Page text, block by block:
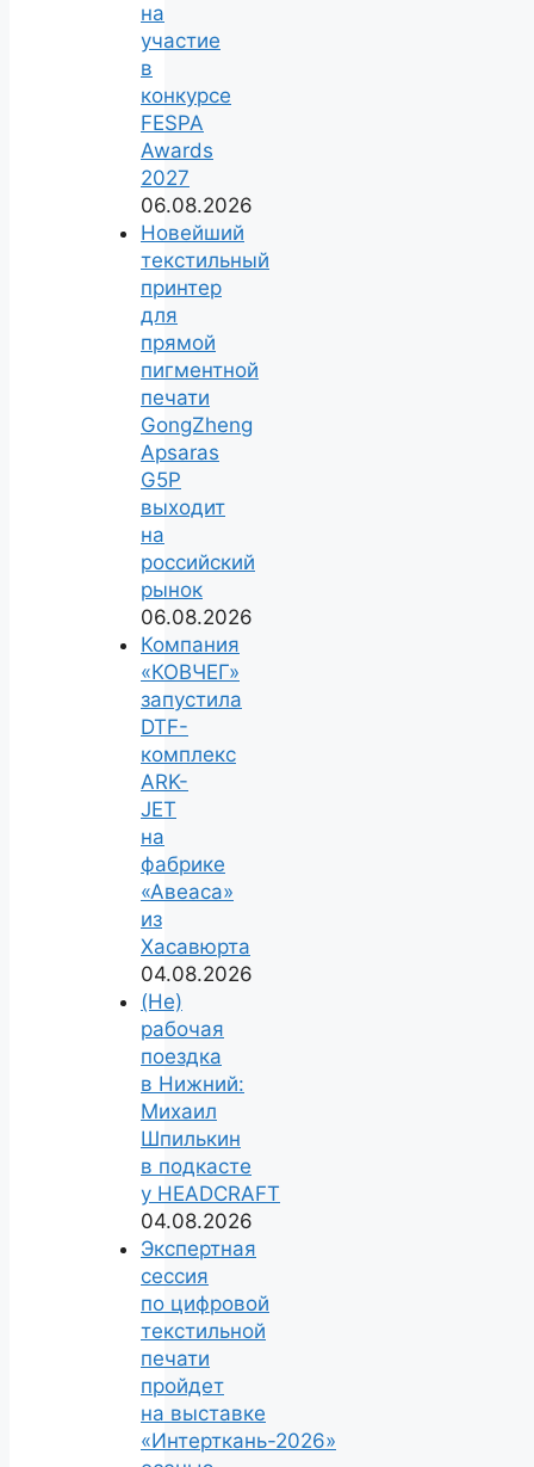
на
участие
в
конкурсе
FESPA
Awards
2027
06.08.2026
Новейший
текстильный
принтер
для
прямой
пигментной
печати
GongZheng
Apsaras
G5P
выходит
на
российский
рынок
06.08.2026
Компания
«КОВЧЕГ»
запустила
DTF-
комплекс
ARK-
JET
на
фабрике
«Авеаса»
из
Хасавюрта
04.08.2026
(Не)
рабочая
поездка
в Нижний:
Михаил
Шпилькин
в подкасте
у HEADCRAFT
04.08.2026
Экспертная
сессия
по цифровой
текстильной
печати
пройдет
на выставке
«Интерткань-2026»